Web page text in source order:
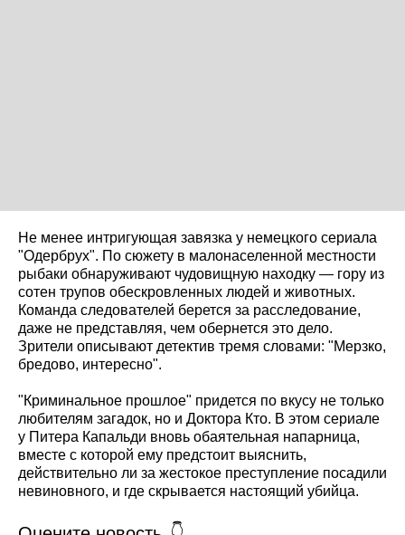
Не менее интригующая завязка у немецкого сериала
"Одербрух". По сюжету в малонаселенной местности
рыбаки обнаруживают чудовищную находку — гору из
сотен трупов обескровленных людей и животных.
Команда следователей берется за расследование,
даже не представляя, чем обернется это дело.
Зрители описывают детектив тремя словами: "Мерзко,
бредово, интересно".
"Криминальное прошлое" придется по вкусу не только
любителям загадок, но и Доктора Кто. В этом сериале
у Питера Капальди вновь обаятельная напарница,
вместе с которой ему предстоит выяснить,
действительно ли за жестокое преступление посадили
невиновного, и где скрывается настоящий убийца.